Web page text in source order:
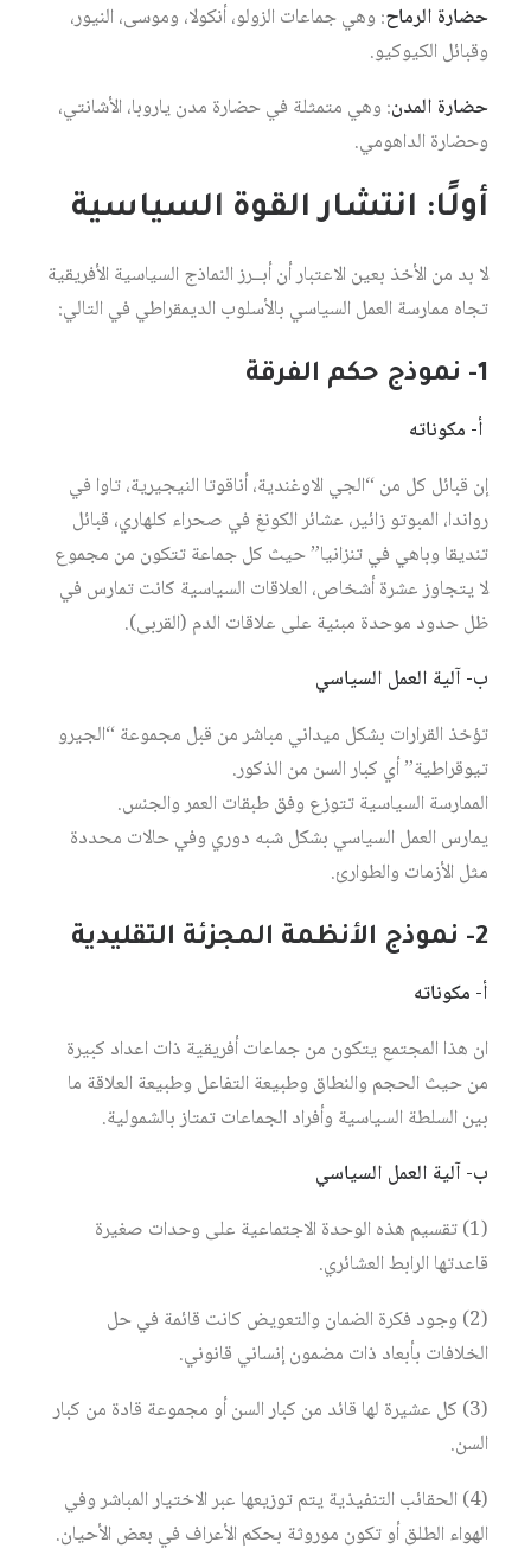
حضارة الرماح: وهي جماعات الزولو، أنكولا، وموسى، النيور،
وقبائل الكيوكيو.
حضارة المدن: وهي متمثلة في حضارة مدن ياروبا، الأشانتي،
وحضارة الداهومي.
أولًا: انتشار القوة السياسية
لا بد من الأخذ بعين الاعتبار أن أبــرز النماذج السياسية الأفريقية
تجاه ممارسة العمل السياسي بالأسلوب الديمقراطي في التالي:
1- نموذج حكم الفرقة
أ- مكوناته
إن قبائل كل من “الجي الاوغندية، أناقوتا النيجيرية، تاوا في
رواندا، المبوتو زائير، عشائر الكونغ في صحراء كلهاري، قبائل
تنديقا وباهي في تنزانيا” حيث كل جماعة تتكون من مجموع
لا يتجاوز عشرة أشخاص، العلاقات السياسية كانت تمارس في
ظل حدود موحدة مبنية على علاقات الدم (القربى).
ب- آلية العمل السياسي
تؤخذ القرارات بشكل ميداني مباشر من قبل مجموعة “الجيرو
تيوقراطية” أي كبار السن من الذكور.
الممارسة السياسية تتوزع وفق طبقات العمر والجنس.
يمارس العمل السياسي بشكل شبه دوري وفي حالات محددة
مثل الأزمات والطوارئ.
2- نموذج الأنظمة المجزئة التقليدية
أ- مكوناته
ان هذا المجتمع يتكون من جماعات أفريقية ذات اعداد كبيرة
من حيث الحجم والنطاق وطبيعة التفاعل وطبيعة العلاقة ما
بين السلطة السياسية وأفراد الجماعات تمتاز بالشمولية.
ب- آلية العمل السياسي
(1) تقسيم هذه الوحدة الاجتماعية على وحدات صغيرة
قاعدتها الرابط العشائري.
(2) وجود فكرة الضمان والتعويض كانت قائمة في حل
الخلافات بأبعاد ذات مضمون إنساني قانوني.
(3) كل عشيرة لها قائد من كبار السن أو مجموعة قادة من كبار
السن.
(4) الحقائب التنفيذية يتم توزيعها عبر الاختيار المباشر وفي
الهواء الطلق أو تكون موروثة بحكم الأعراف في بعض الأحيان.